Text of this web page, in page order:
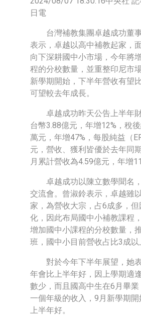
日電
台灣補教集團卓越成功董
表示，卓越以高中補教起家，
向下深耕國中小市場，今年將
程的分校數量，並重整印尼市
新學期開始，下半年營收有望
可望較去年成長。
卓越成功昨天公告上半年
台幣3.88億元，年增12%，稅
萬元，年增47%，每股純益（
元，營收、獲利皆優於去年同
月累計營收為4.59億元，年增
卓越成功以陳立數學聞名
交流會。曾淑鈴表示，卓越雖
家，為營收大宗，占6成多，
化，因此布局國中小補教課程
增加國中小課程的分校數量，
班，國中小目前營收占比3成以
對於今年下半年展望，她
年會比上半年好，因上學期適
數少，而且國高中生在6月畢
一個年級的收入，9月新學期
上半年好。